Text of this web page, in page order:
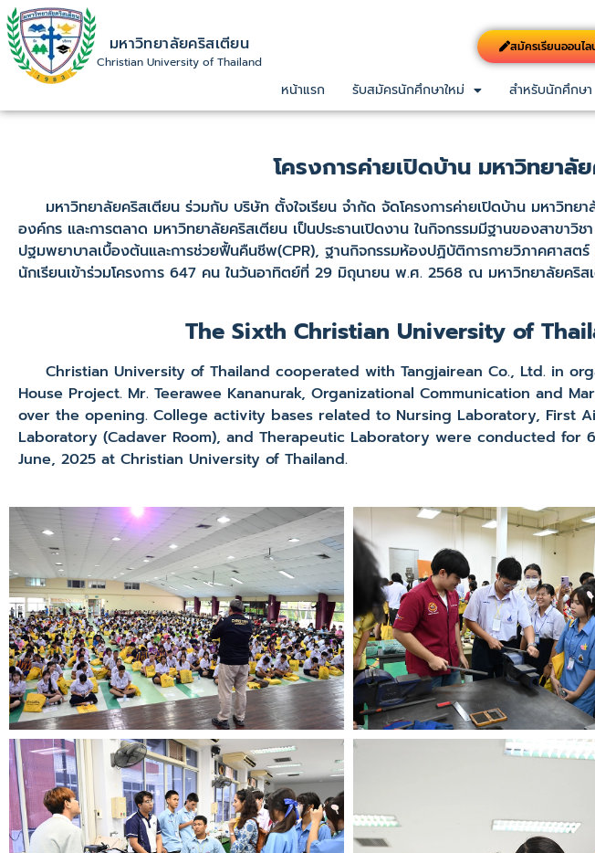
มหาวิทยาลัยคริสเตียน
Christian University of Thailand
สมัครเรียนออนไ
หน้าแรก รับสมัครนักศึกษาใหม่ สำหรับนักศึกษา
โครงการค่ายเปิดบ้าน มหาวิทยา
มหาวิทยาลัยคริสเตียน ร่วมกับ บริษัท ตั้งใจเรียน จำกัด จัดโครงการค่ายเปิดบ้าน มหาวิทย
องค์กร และการตลาด มหาวิทยาลัยคริสเตียน เป็นประธานเปิดงาน ในกิจกรรมมีฐานของสาขา
ปฐมพยาบาลเบื้องต้นและการช่วยฟื้นคืนชีพ(CPR), ฐานกิจกรรมห้องปฏิบัติการกายวิภาคศาส
นักเรียนเข้าร่วมโครงการ 647 คน ในวันอาทิตย์ที่ 29 มิถุนายน พ.ศ. 2568 ณ มหาวิทยาลัยคริส
The Sixth Christian University of
Christian University of Thailand cooperated with Tangjairean Co., Ltd. in
House Project. Mr. Teerawee Kananurak, Organizational Communication and
over the opening. College activity bases related to Nursing Laboratory, First
Laboratory (Cadaver Room), and Therapeutic Laboratory were conducted
June, 2025 at Christian University of Thailand.